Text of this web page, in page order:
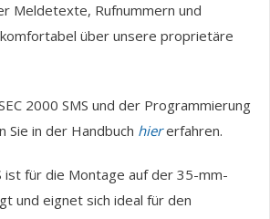
Meldetexte, Rufnummern und
über unsere proprietäre
2000 SMS und der Programmierung
Sie in der Handbuch hiererfahren.
ist für die Montage auf der 35-mm-
und eignet sich ideal für den